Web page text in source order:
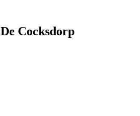
Cocksdorp